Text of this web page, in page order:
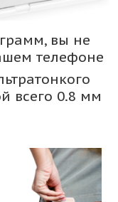
вы не
телефоне
всего 0.8 мм